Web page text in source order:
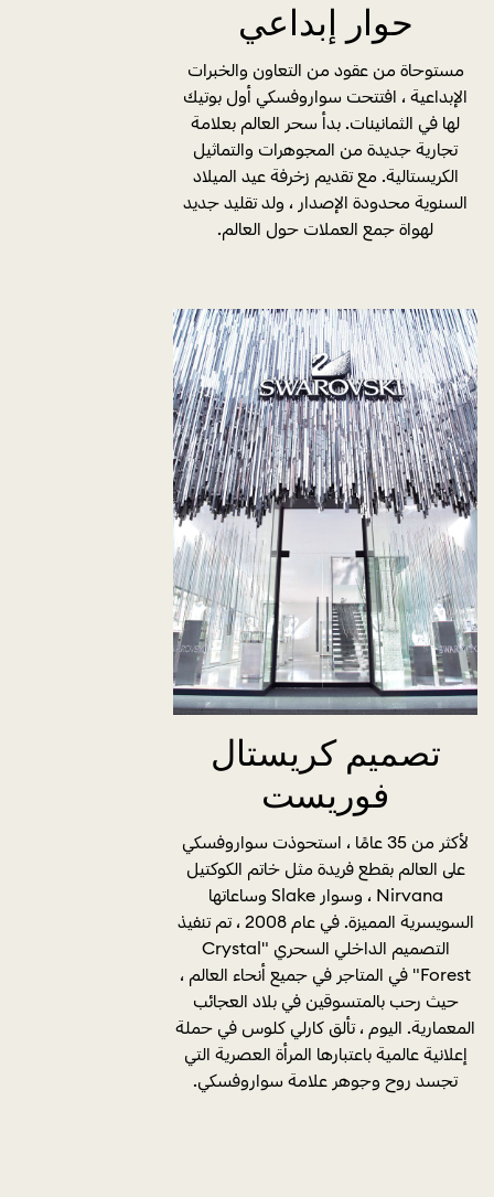
حوار إبداعي
مستوحاة من عقود من التعاون والخبرات
الإبداعية ، افتتحت سواروفسكي أول بوتيك
لها في الثمانينات. بدأ سحر العالم بعلامة
تجارية جديدة من المجوهرات والتماثيل
الكريستالية. مع تقديم زخرفة عيد الميلاد
السنوية محدودة الإصدار ، ولد تقليد جديد
لهواة جمع العملات حول العالم.
تصميم كريستال
فوريست
لأكثر من 35 عامًا ، استحوذت سواروفسكي
على العالم بقطع فريدة مثل خاتم الكوكتيل
Nirvana ، وسوار Slake وساعاتها
السويسرية المميزة. في عام 2008 ، تم تنفيذ
التصميم الداخلي السحري "Crystal
Forest" في المتاجر في جميع أنحاء العالم ،
حيث رحب بالمتسوقين في بلاد العجائب
المعمارية. اليوم ، تألق كارلي كلوس في حملة
إعلانية عالمية باعتبارها المرأة العصرية التي
تجسد روح وجوهر علامة سواروفسكي.